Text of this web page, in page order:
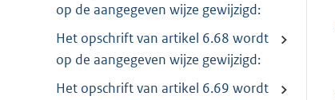
op de aangegeven wijze gewijzigd:
Het opschrift van artikel 6.68 wordt
op de aangegeven wijze gewijzigd:
Het opschrift van artikel 6.69 wordt